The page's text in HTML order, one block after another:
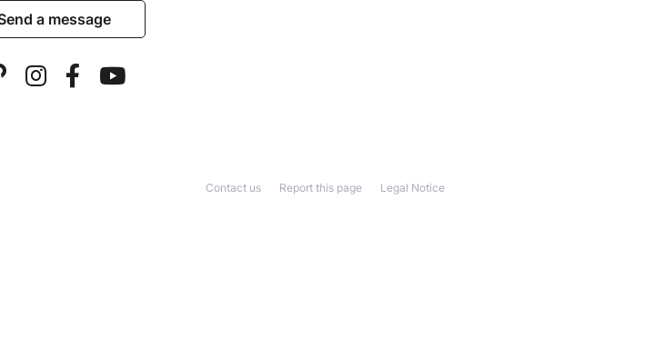
a message
Legal Notice
Report this page
Contact us